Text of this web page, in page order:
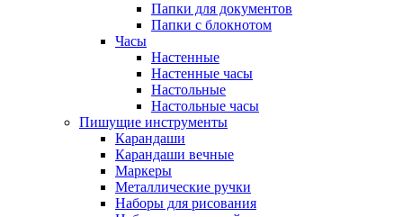
Папки для документов
Папки с блокнотом
Часы
Настенные
Настенные часы
Настольные
Настольные часы
Пишущие инструменты
Карандаши
Карандаши вечные
Маркеры
Металлические ручки
Наборы для рисования